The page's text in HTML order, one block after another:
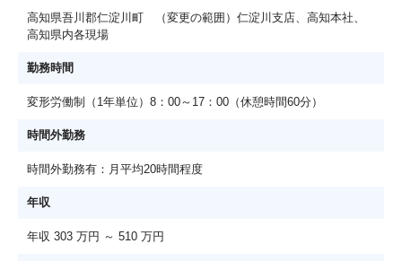
高知県吾川郡仁淀川町 （変更の範囲）仁淀川支店、高知本社、
高知県内各現場
勤務時間
変形労働制（1年単位）8：00～17：00（休憩時間60分）
時間外勤務
時間外勤務有：月平均20時間程度
年収
年収 303 万円 ～ 510 万円